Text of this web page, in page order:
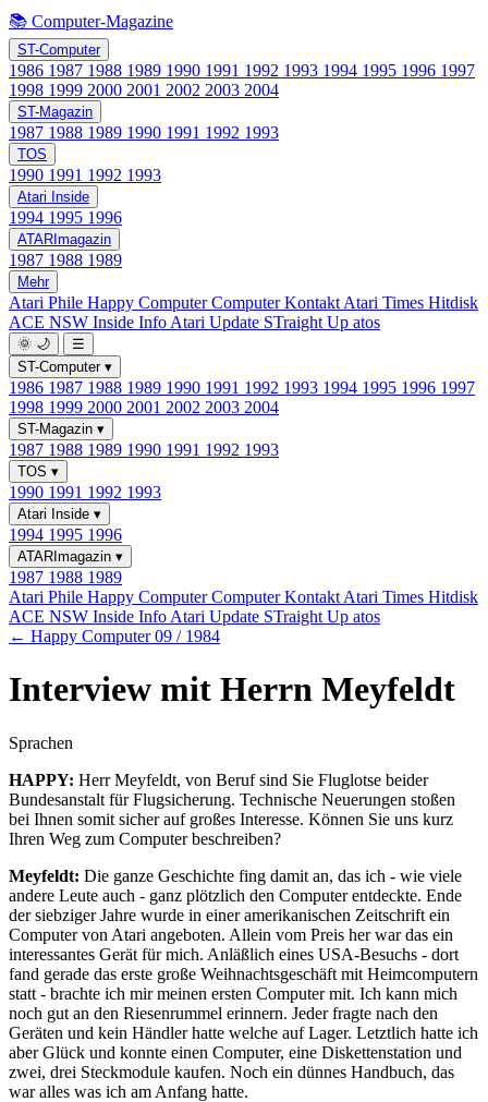
📚 Computer-Magazine
ST-Computer
1986 1987 1988 1989 1990 1991 1992 1993 1994 1995 1996 1997
1998 1999 2000 2001 2002 2003 2004
ST-Magazin
1987 1988 1989 1990 1991 1992 1993
TOS
1990 1991 1992 1993
Atari Inside
1994 1995 1996
ATARImagazin
1987 1988 1989
Mehr
Atari Phile Happy ComputerComputer Kontakt Atari Times Hitdisk
ACE NSW Inside Info Atari Update STraight Up atos
🌞 🌙
☰
ST-Computer ▾
1986 1987 1988 1989 1990 1991 1992 1993 1994 1995 1996 1997
1998 1999 2000 2001 2002 2003 2004
ST-Magazin ▾
1987 1988 1989 1990 1991 1992 1993
TOS ▾
1990 1991 1992 1993
Atari Inside ▾
1994 1995 1996
ATARImagazin ▾
1987 1988 1989
Atari Phile Happy ComputerComputer Kontakt Atari Times Hitdisk
ACE NSW Inside Info Atari Update STraight Up atos
← Happy Computer 09 / 1984
Interview mit Herrn Meyfeldt
Sprachen
HAPPY: Herr Meyfeldt, von Beruf sind Sie Fluglotse beider
Bundesanstalt für Flugsicherung. Technische Neuerungen stoßen
bei Ihnen somit sicher auf großes Interesse. Können Sie uns kurz
Ihren Weg zum Computer beschreiben?
Meyfeldt: Die ganze Geschichte fing damit an, das ich - wie viele
andere Leute auch - ganz plötzlich den Computer entdeckte. Ende
der siebziger Jahre wurde in einer amerikanischen Zeitschrift ein
Computer von Atari angeboten. Allein vom Preis her war das ein
interessantes Gerät für mich. Anläßlich eines USA-Besuchs - dort
fand gerade das erste große Weihnachtsgeschäft mit Heimcomputern
statt - brachte ich mir meinen ersten Computer mit. Ich kann mich
noch gut an den Riesenrummel erinnern. Jeder fragte nach den
Geräten und kein Händler hatte welche auf Lager. Letztlich hatte ich
aber Glück und konnte einen Computer, eine Diskettenstation und
zwei, drei Steckmodule kaufen. Noch ein dünnes Handbuch, das
war alles was ich am Anfang hatte.